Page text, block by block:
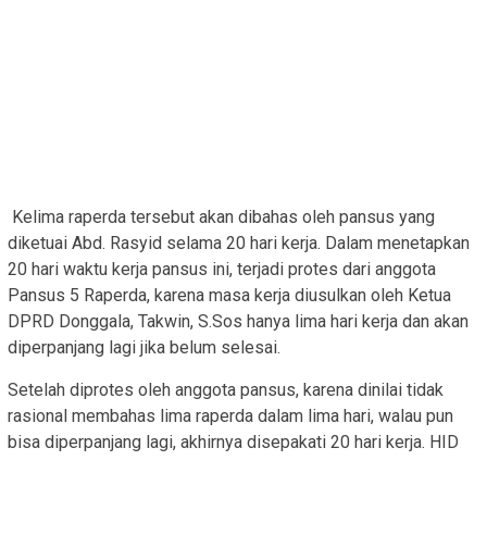
Kelima raperda tersebut akan dibahas oleh pansus yang
diketuai Abd. Rasyid selama 20 hari kerja. Dalam menetapkan
20 hari waktu kerja pansus ini, terjadi protes dari anggota
Pansus 5 Raperda, karena masa kerja diusulkan oleh Ketua
DPRD Donggala, Takwin, S.Sos hanya lima hari kerja dan akan
diperpanjang lagi jika belum selesai.
Setelah diprotes oleh anggota pansus, karena dinilai tidak
rasional membahas lima raperda dalam lima hari, walau pun
bisa diperpanjang lagi, akhirnya disepakati 20 hari kerja. HID